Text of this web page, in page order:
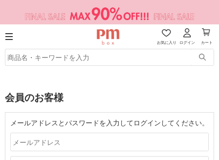
お気に入り ログイン カート
会員のお客様
メールアドレスとパスワードを入力してログインしてください。